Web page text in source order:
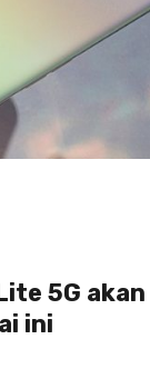
5G akan
ini